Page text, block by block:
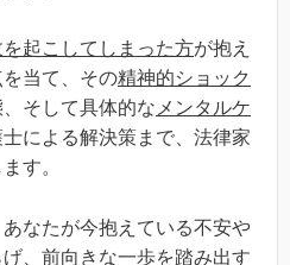
起こしてしまった方が抱え
当て、その精神的ショック
そして具体的な メンタルケ
による解決策まで、法律家
す。
なたが今抱えている不安や
、前向きな一歩を踏み出す